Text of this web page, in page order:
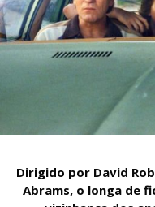
Dirigido por David
Abrams, o longa de